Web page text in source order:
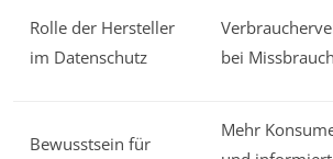
Rolle der Hersteller
im Datenschutz
bei Missbrauch
Bewusstsein für
Mehr